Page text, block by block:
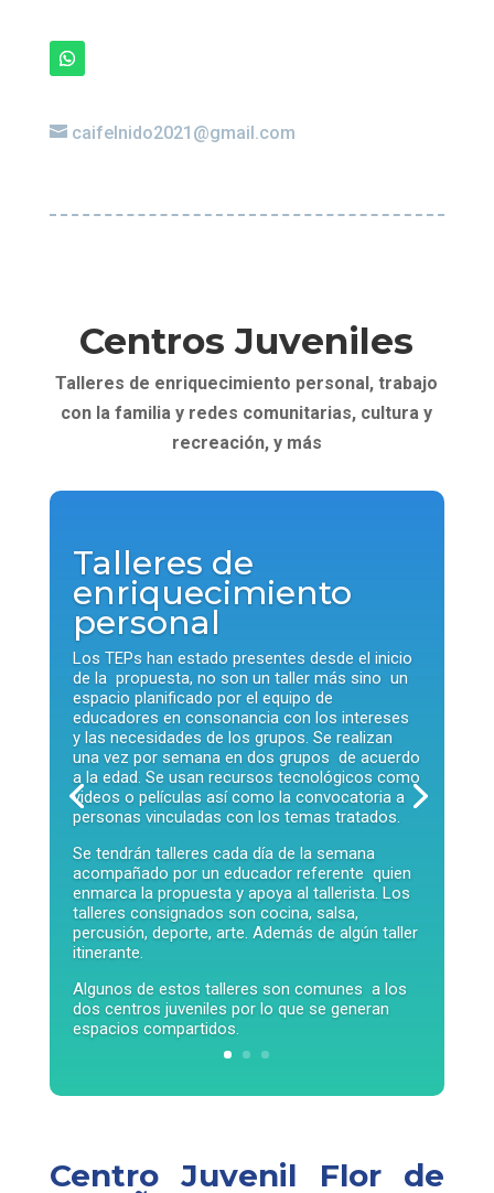
atención a la primera infancia y cumplir con los
éticos de Juventud para Cristo.
caifelnido2021@gmail.com
Centros Juveniles
Talleres de enriquecimiento personal, trabajo
con la familia y redes comunitarias, cultura y
recreación, y más
Talleres de
personal
de la propuesta, no son un taller más sino un
espacio planificado por el equipo de